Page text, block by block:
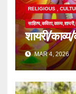
RELIGIOUS ,
शायरी/
MAR 4, 2026